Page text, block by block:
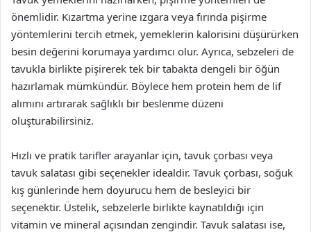
önemlidir. Kızartma yerine ızgara veya fırında pişirme
yöntemlerini tercih etmek, yemeklerin kalorisini düşürürken
besin değerini korumaya yardımcı olur. Ayrıca, sebzeleri de
tavukla birlikte pişirerek tek bir tabakta dengeli bir öğün
hazırlamak mümkündür. Böylece hem protein hem de lif
alımını artırarak sağlıklı bir beslenme düzeni
oluşturabilirsiniz.
Hızlı ve pratik tarifler arayanlar için, tavuk çorbası veya
tavuk salatası gibi seçenekler idealdir. Tavuk çorbası, soğuk
kış günlerinde hem doyurucu hem de besleyici bir
seçenektir. Üstelik, sebzelerle birlikte kaynatıldığı için
vitamin ve mineral açısından zengindir. Tavuk salatası ise,